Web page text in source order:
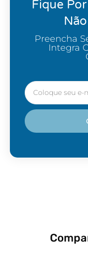
Fique
Preencha
Integra